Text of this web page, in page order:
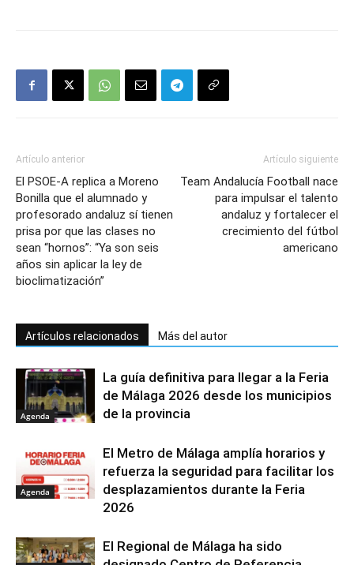
Artículo anterior
El PSOE-A replica a Moreno
Bonilla que el alumnado y
profesorado andaluz sí tienen
prisa por que las clases no
sean “hornos”: “Ya son seis
años sin aplicar la ley de
bioclimatización”
Artículo siguiente
Team Andalucía Football nace
para impulsar el talento
andaluz y fortalecer el
crecimiento del fútbol
americano
Artículos relacionados Más del autor
Agenda
La guía definitiva para llegar a la Feria
de Málaga 2026 desde los municipios
de la provincia
Agenda
El Metro de Málaga amplía horarios y
refuerza la seguridad para facilitar los
desplazamientos durante la Feria
2026
El Regional de Málaga ha sido